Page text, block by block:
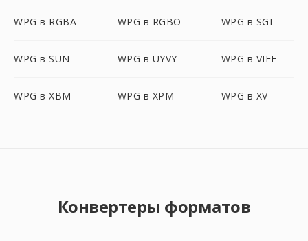
WPG в RGBA WPG в RGBO WPG в SGI
WPG в SUN WPG в UYVY WPG в VIFF
WPG в XBM WPG в XPM WPG в XV
Конвертеры форматов